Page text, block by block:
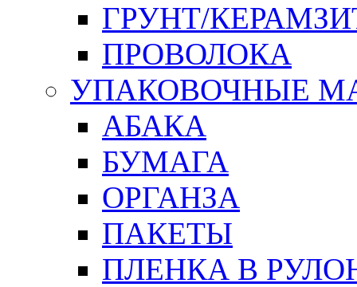
ГРУНТ/
ПРОВОЛОКА
УПАКОВОЧНЫЕ
АБАКА
БУМАГА
ОРГАНЗА
ПАКЕТЫ
ПЛЕНКА В